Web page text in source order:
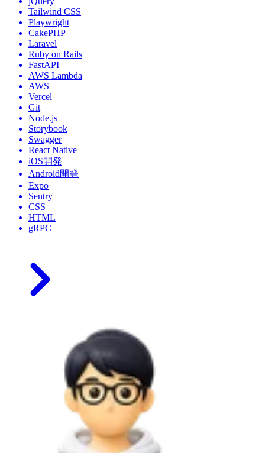
Tailwind CSS
Playwright
CakePHP
Laravel
Ruby on Rails
FastAPI
AWS Lambda
AWS
Vercel
Git
Node.js
Storybook
Swagger
React Native
iOS開発
Android開発
Expo
Sentry
CSS
HTML
gRPC